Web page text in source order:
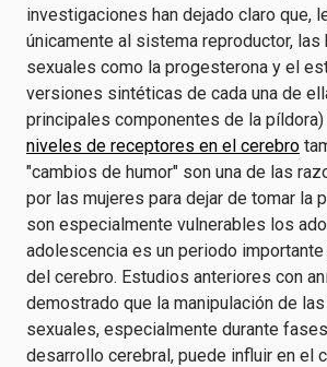
investigaciones han dejado claro que,
únicamente al sistema reproductor, las
sexuales como la progesterona y el
versiones sintéticas de cada una de
principales componentes de la
niveles de receptores en el cerebro
"cambios de humor" son una de las
por las mujeres para dejar de tomar la
son especialmente vulnerables los
adolescencia es un periodo
del cerebro. Estudios anteriores con
demostrado que la manipulación de
sexuales, especialmente durante
desarrollo cerebral, puede influir en el